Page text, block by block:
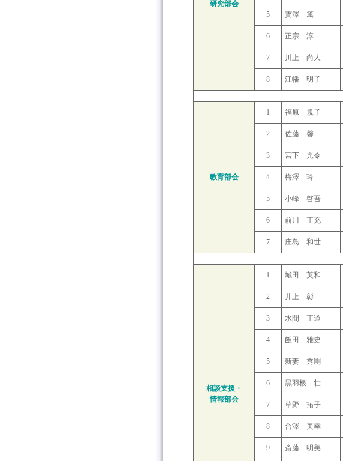
研究部会
5
寳澤 篤
6 正宗 淳
7 川上 尚人
8 江幡 明子
教育部会
1 福原 規子
2 佐藤 馨
3 宮下 光令
4 梅澤 玲
5 小峰 啓吾
6 前川 正充
7 庄島 和世
相談支援・
情報部会
1 城田 英和
2 井上 彰
3 水間 正道
4 飯田 雅史
5 新妻 秀剛
6 黒羽根 壮
7 草野 拓子
8 合澤 美幸
9 斎藤 明美